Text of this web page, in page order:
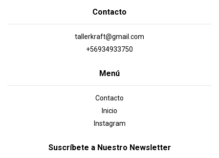
Contacto
tallerkraft@gmail.com
+56934933750
Menú
Contacto
Inicio
Instagram
Suscríbete a Nuestro Newsletter